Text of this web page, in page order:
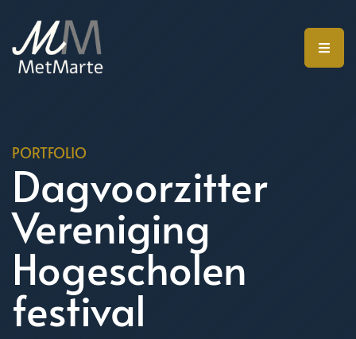
PORTFOLIO
Dagvoorzitter
Vereniging
Hogescholen
festival